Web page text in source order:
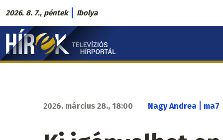
Ugrás
a
tartalomra
2026. 8. 7., péntek Ibolya
Hírek.sk
fő
2026. március 28., 18:00 Nagy Andrea ma7